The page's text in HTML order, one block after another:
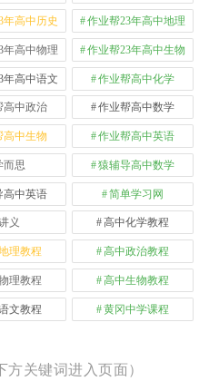
年高中历史 作业帮23年高中地理
年高中物理 作业帮23年高中生物
年高中语文 作业帮高中化学
高中政治 作业帮高中数学
高中生物 作业帮高中英语
而思 猿辅导高中数学
高中英语 简单学习网
义 高中化学教程
理教程 高中政治教程
理教程 高中生物教程
文教程 黄冈中学课程
关键词进入页面）